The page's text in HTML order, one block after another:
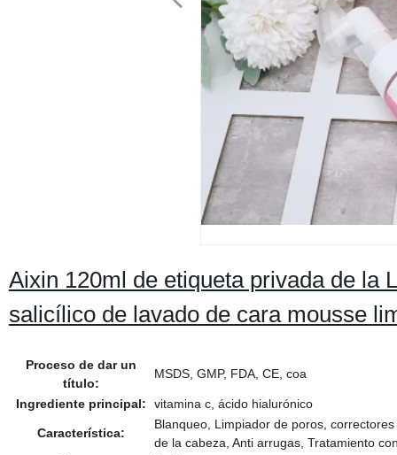
Aixin 120ml de etiqueta privada de la
salicílico de lavado de cara mousse
Proceso de dar un
título:
MSDS, GMP, FDA, CE, coa
Ingrediente principal: vitamina c, ácido hialurónico
Característica:
Blanqueo, Limpiador de poros,
de la cabeza, Anti arrugas, Tratamiento